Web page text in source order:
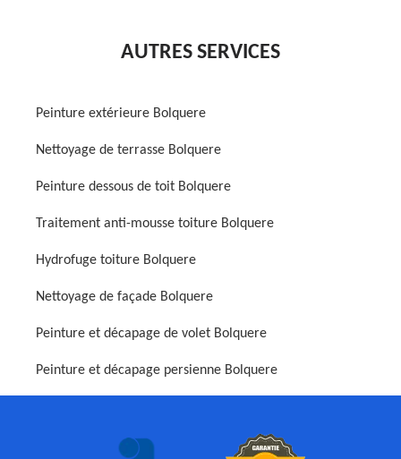
AUTRES SERVICES
Peinture extérieure Bolquere
Nettoyage de terrasse Bolquere
Peinture dessous de toit Bolquere
Traitement anti-mousse toiture Bolquere
Hydrofuge toiture Bolquere
Nettoyage de façade Bolquere
Peinture et décapage de volet Bolquere
Peinture et décapage persienne Bolquere